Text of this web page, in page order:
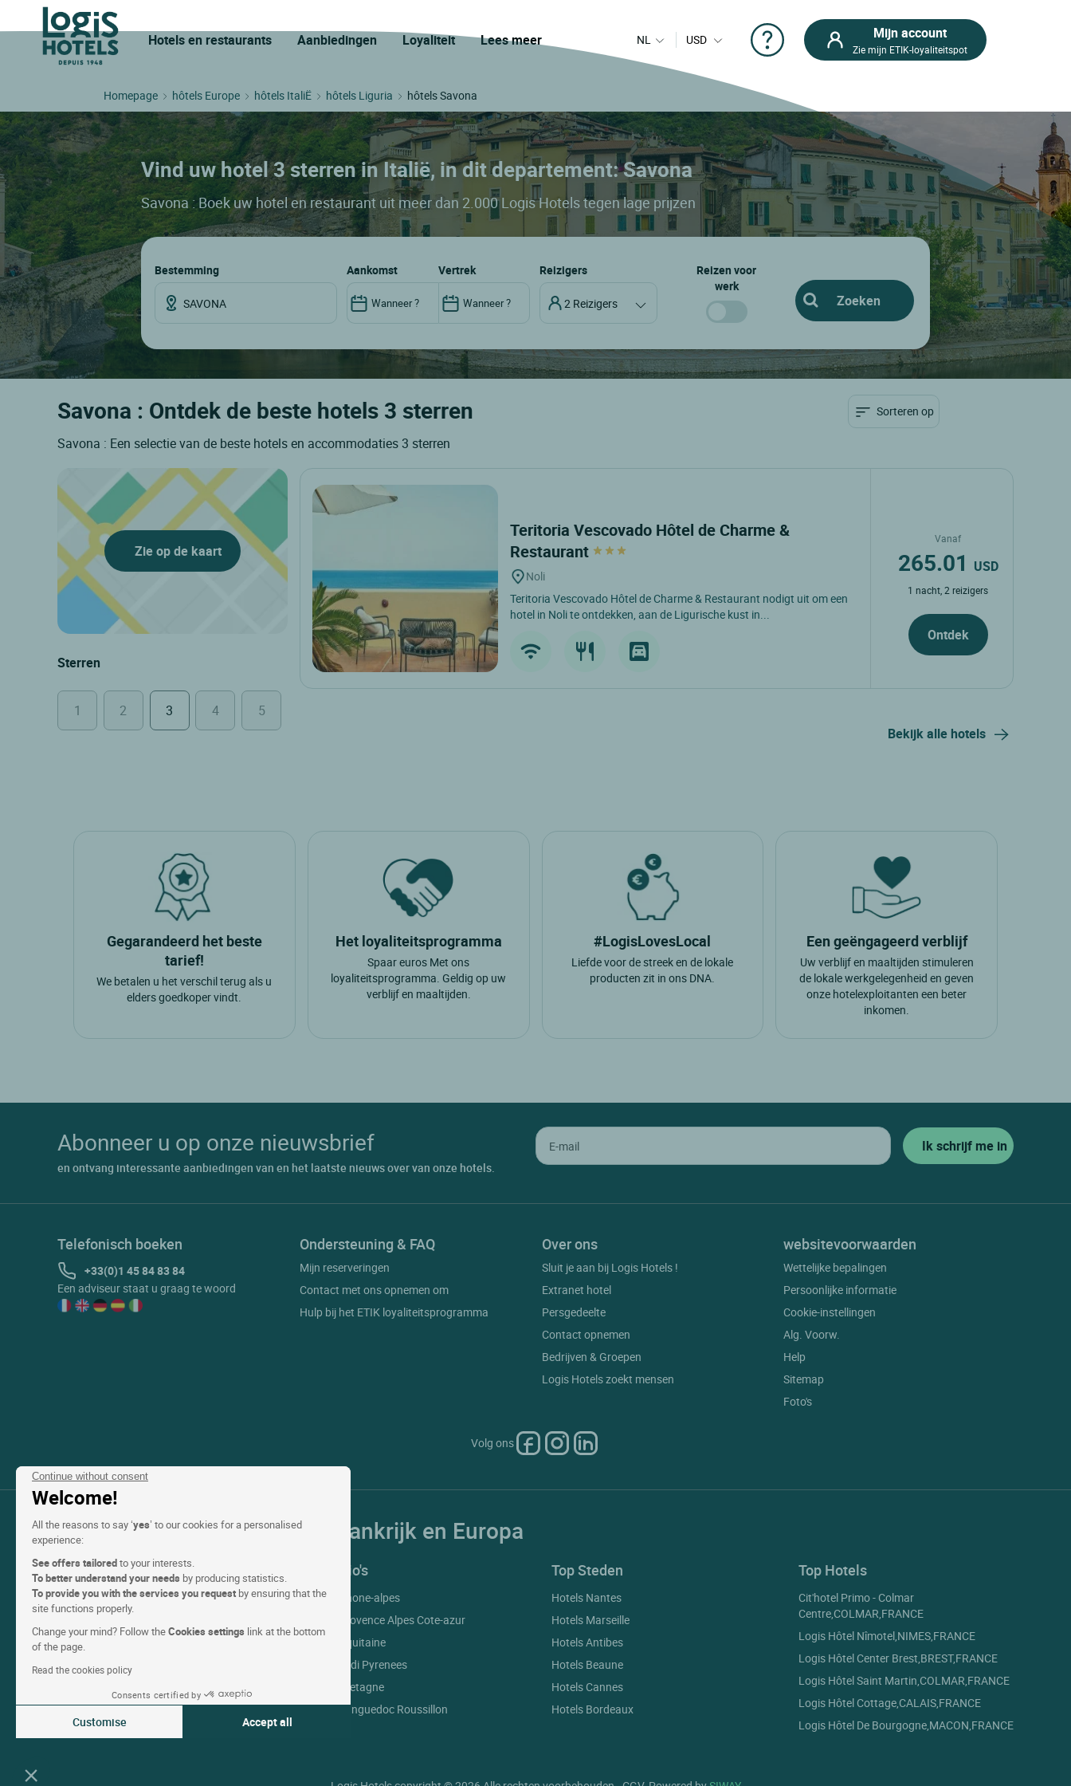
Continue without consent
Welcome!
All the reasons to say ‘yes’ to our cookies for a personalised
experience:
See offers tailoredto your interests.
To better understand your needs by producing statistics.
To provide you with the services you request by ensuring that the
site functions properly.
Change your mind? Follow theCookies settings link at the bottom
of the page.
Read the cookies policy
Consents certified by
Customise Accept all
Hotels en restaurants Aanbiedingen Loyaliteit Lees meer NL USD Mijn account
Zie mijn ETIK-loyaliteitspot
Homepage hôtels Europe hôtels ItaliË hôtels Liguria hôtels Savona
Vind uw hotel 3 sterren in Italië, in dit departement: Savona
Savona : Boek uw hotel en restaurant uit meer dan 2.000 Logis Hotels tegen lage prijzen
Bestemming aankomst vertrek Reizigers
2 Reizigers
Reizen voor
werk
Savona : Ontdek de beste hotels 3 sterren
Savona : Een selectie van de beste hotels en accommodaties 3 sterren
Sorteren op
Zie op de kaart
Sterren
1 2 3 4 5
Teritoria Vescovado Hôtel de Charme &
Restaurant
Noli
Teritoria Vescovado Hôtel de Charme & Restaurant nodigt uit om een
hotel in Noli te ontdekken, aan de Ligurische kust in...
Vanaf
265.01 USD
1 nacht, 2 reizigers
Ontdek
Bekijk alle hotels
Gegarandeerd het beste
tarief!
We betalen u het verschil terug als u
elders goedkoper vindt.
Het loyaliteitsprogramma
Spaar euros Met ons
loyaliteitsprogramma. Geldig op uw
verblijf en maaltijden.
#LogisLovesLocal
Liefde voor de streek en de lokale
producten zit in ons DNA.
Een geëngageerd verblijf
Uw verblijf en maaltijden stimuleren
de lokale werkgelegenheid en geven
onze hotelexploitanten een beter
inkomen.
Abonneer u op onze nieuwsbrief
en ontvang interessante aanbiedingen van en het laatste nieuws over van onze hotels.
Telefonisch boeken
+33(0)1 45 84 83 84
Een adviseur staat u graag te woord
Ondersteuning & FAQ
Mijn reserveringen
Contact met ons opnemen om
Hulp bij het ETIK loyaliteitsprogramma
Over ons
Sluit je aan bij Logis Hotels !
Extranet hotel
Persgedeelte
Contact opnemen
Bedrijven & Groepen
Logis Hotels zoekt mensen
websitevoorwaarden
Wettelijke bepalingen
Persoonlijke informatie
Cookie-instellingen
Alg. Voorw.
Help
Sitemap
Foto's
Volg ons
Onze selectie van hotels in Frankrijk en Europa
Top Landen
Hotels Frankrijk
Hotels Italië
Hotels Canada
Hotels Spanje
Hotels Duitsland
Hotels Groothertogdom Luxemburg
Topregio's
Hotels Rhone-alpes
Hotels Provence Alpes Cote-azur
Hotels Aquitaine
Hotels Midi Pyrenees
Hotels Bretagne
Hotels Languedoc Roussillon
Top Steden
Hotels Nantes
Hotels Marseille
Hotels Antibes
Hotels Beaune
Hotels Cannes
Hotels Bordeaux
Top Hotels
Cit'hotel Primo - Colmar
Centre,COLMAR,FRANCE
Logis Hôtel Nîmotel,NIMES,FRANCE
Logis Hôtel Center Brest,BREST,FRANCE
Logis Hôtel Saint Martin,COLMAR,FRANCE
Logis Hôtel Cottage,CALAIS,FRANCE
Logis Hôtel De Bourgogne,MACON,FRANCE